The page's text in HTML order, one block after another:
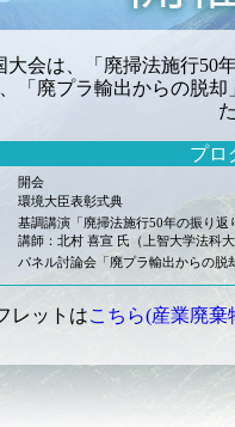
大会は、「廃掃法施行50
「廃プラ輸出からの脱
プロ
開会
環境大臣表彰式典
基調講演「廃掃法施行50年の振り返
講師：北村 喜宣 氏（上智大学法科
パネル討論会「廃プラ輸出からの脱
レットはこちら(産業廃